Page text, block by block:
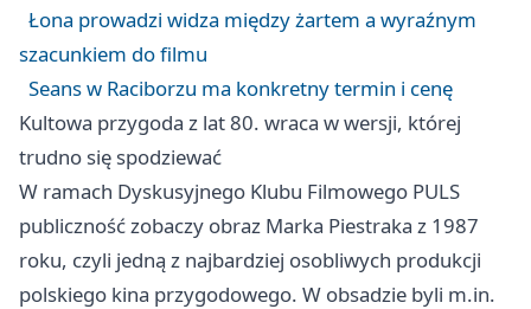
Łona prowadzi widza między żartem a wyraźnym
szacunkiem do filmu
Seans w Raciborzu ma konkretny termin i cenę
Kultowa przygoda z lat 80. wraca w wersji, której
trudno się spodziewać
W ramach Dyskusyjnego Klubu Filmowego PULS
publiczność zobaczy obraz Marka Piestraka z 1987
roku, czyli jedną z najbardziej osobliwych produkcji
polskiego kina przygodowego. W obsadzie byli m.in.